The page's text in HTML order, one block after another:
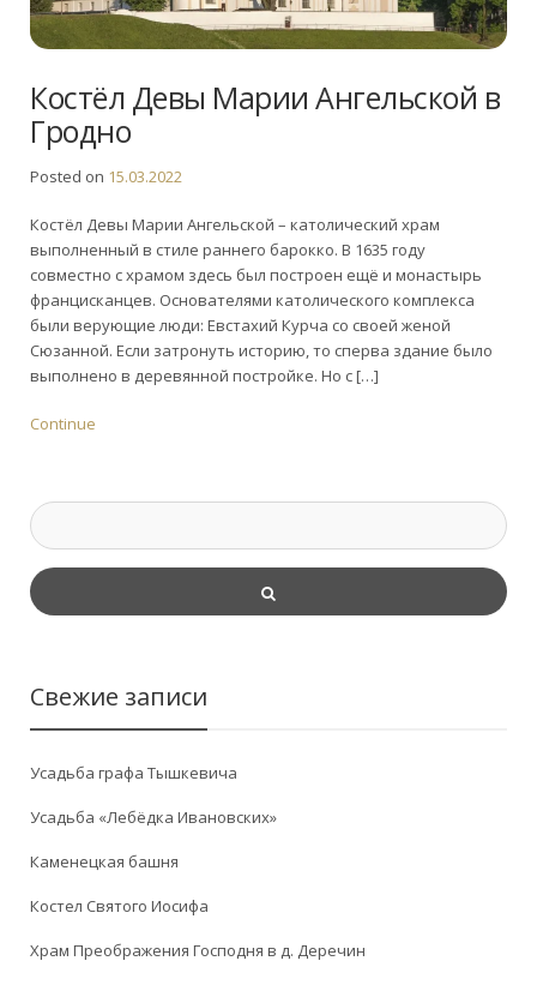
Костёл Девы Марии Ангельской в
Гродно
Posted on 15.03.2022
Костёл Девы Марии Ангельской – католический храм
выполненный в стиле раннего барокко. В 1635 году
совместно с храмом здесь был построен ещё и монастырь
францисканцев. Основателями католического комплекса
были верующие люди: Евстахий Курча со своей женой
Сюзанной. Если затронуть историю, то сперва здание было
выполнено в деревянной постройке. Но с […]
Continue
Свежие записи
Усадьба графа Тышкевича
Усадьба «Лебёдка Ивановских»
Каменецкая башня
Костел Святого Иосифа
Храм Преображения Господня в д. Деречин